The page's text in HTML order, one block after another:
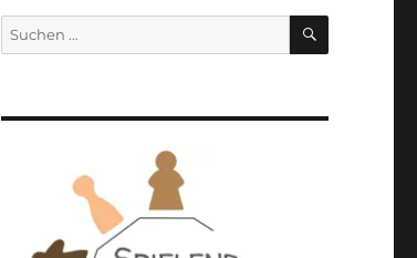
Suchen
nach:
SUCHEN